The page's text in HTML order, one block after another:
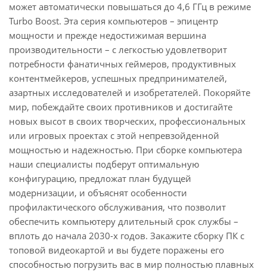
может автоматически повышаться до 4,6 ГГц в режиме
Turbo Boost. Эта серия компьютеров – эпицентр
мощности и прежде недостижимая вершина
производительности – с легкостью удовлетворит
потребности фанатичных геймеров, продуктивных
контентмейкеров, успешных предпринимателей,
азартных исследователей и изобретателей. Покоряйте
мир, побеждайте своих противников и достигайте
новых высот в своих творческих, профессиональных
или игровых проектах с этой непревзойденной
мощностью и надежностью. При сборке компьютера
наши специалисты подберут оптимальную
конфигурацию, предложат план будущей
модернизации, и объяснят особенности
профилактического обслуживания, что позволит
обеспечить компьютеру длительный срок службы –
вплоть до начала 2030-х годов. Закажите сборку ПК с
топовой видеокартой и вы будете поражены его
способностью погрузить вас в мир полностью плавных